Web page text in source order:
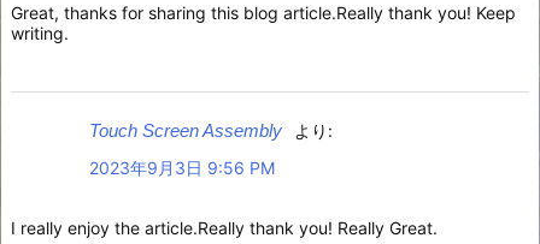
Great, thanks for sharing this blog article.Really thank you! Keep
writing.
Touch Screen Assembly
より:
2023年9月3日 9:56 PM
I really enjoy the article.Really thank you! Really Great.